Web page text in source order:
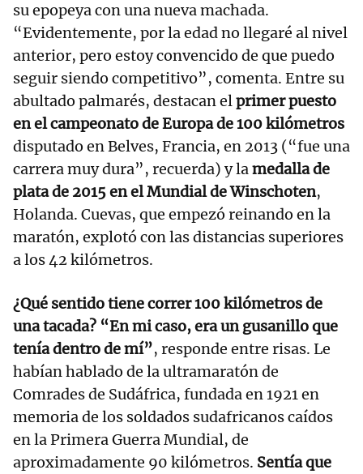
su epopeya con una nueva machada.
“Evidentemente, por la edad no llegaré al nivel
anterior, pero estoy convencido de que puedo
seguir siendo competitivo”, comenta. Entre su
abultado palmarés, destacan elprimer puesto
en el campeonato de Europa de 100 kilómetros
disputado en Belves, Francia, en 2013 (“fue una
carrera muy dura”, recuerda) y lamedalla de
plata de 2015 en el Mundial de Winschoten,
Holanda. Cuevas, que empezó reinando en la
maratón, explotó con las distancias superiores
a los 42 kilómetros.
¿Qué sentido tiene correr 100 kilómetros de
una tacada? “En mi caso, era un gusanillo que
tenía dentro de mí”, responde entre risas. Le
habían hablado de la ultramaratón de
Comrades de Sudáfrica, fundada en 1921 en
memoria de los soldados sudafricanos caídos
en la Primera Guerra Mundial, de
aproximadamente 90 kilómetros. Sentía que